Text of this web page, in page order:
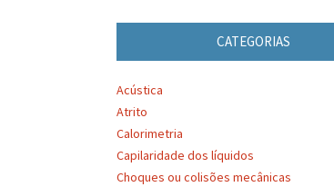
CATEGORIAS
Acústica
Atrito
Calorimetria
Capilaridade dos líquidos
Choques ou colisões mecânicas